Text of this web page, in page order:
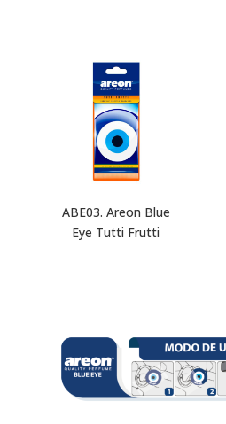
ABE03. Areon Blue
Eye Tutti Frutti